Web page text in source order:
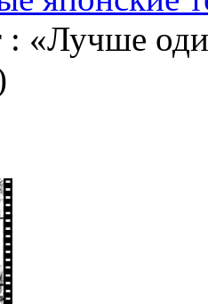
: «Лучше